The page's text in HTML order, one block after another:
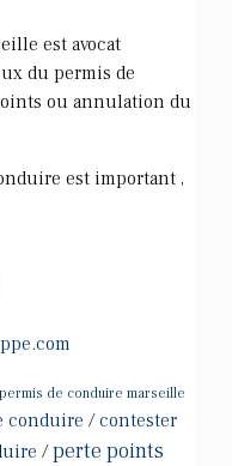
est avocat
du permis de
ou annulation du
est important ,
de conduire marseille
conduire /contester
/perte points